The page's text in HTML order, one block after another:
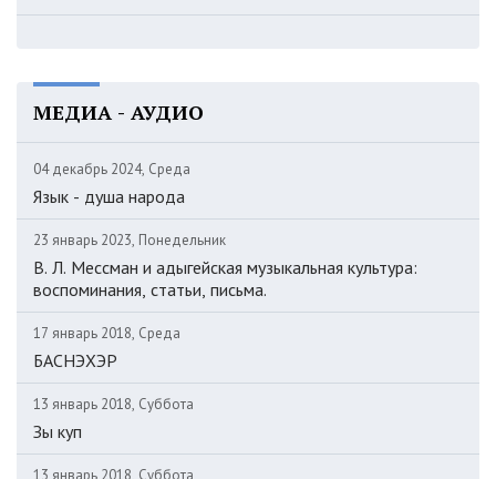
МЕДИА - АУДИО
04 декабрь 2024, Среда
Язык - душа народа
23 январь 2023, Понедельник
В. Л. Мессман и адыгейская музыкальная культура:
воспоминания, статьи, письма.
17 январь 2018, Среда
БАСНЭХЭР
13 январь 2018, Суббота
Зы куп